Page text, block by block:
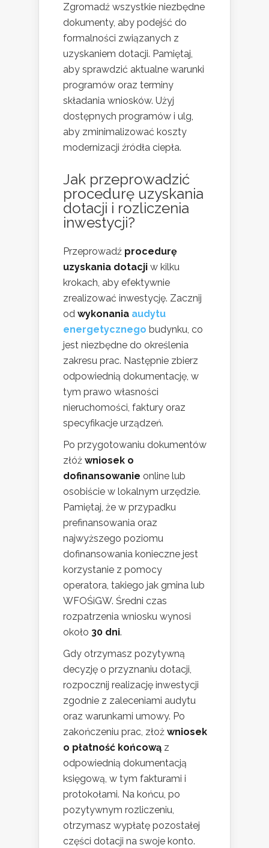
Zgromadź wszystkie niezbędne
dokumenty, aby podejść do
formalności związanych z
uzyskaniem dotacji. Pamiętaj,
aby sprawdzić aktualne warunki
programów oraz terminy
składania wniosków. Użyj
dostępnych programów i ulg,
aby zminimalizować koszty
modernizacji źródła ciepła.
Jak przeprowadzić
procedurę uzyskania
dotacji i rozliczenia
inwestycji?
Przeprowadź procedurę
uzyskania dotacji w kilku
krokach, aby efektywnie
zrealizować inwestycję. Zacznij
od wykonania audytu
energetycznego budynku, co
jest niezbędne do określenia
zakresu prac. Następnie zbierz
odpowiednią dokumentację, w
tym prawo własności
nieruchomości, faktury oraz
specyfikacje urządzeń.
Po przygotowaniu dokumentów
złóż wniosek o
dofinansowanie online lub
osobiście w lokalnym urzędzie.
Pamiętaj, że w przypadku
prefinansowania oraz
najwyższego poziomu
dofinansowania konieczne jest
korzystanie z pomocy
operatora, takiego jak gmina lub
WFOŚiGW. Średni czas
rozpatrzenia wniosku wynosi
około 30 dni.
Gdy otrzymasz pozytywną
decyzję o przyznaniu dotacji,
rozpocznij realizację inwestycji
zgodnie z zaleceniami audytu
oraz warunkami umowy. Po
zakończeniu prac, złoż wniosek
o płatność końcową z
odpowiednią dokumentacją
księgową, w tym fakturami i
protokołami. Na końcu, po
pozytywnym rozliczeniu,
otrzymasz wypłatę pozostałej
części dotacji na swoje konto.